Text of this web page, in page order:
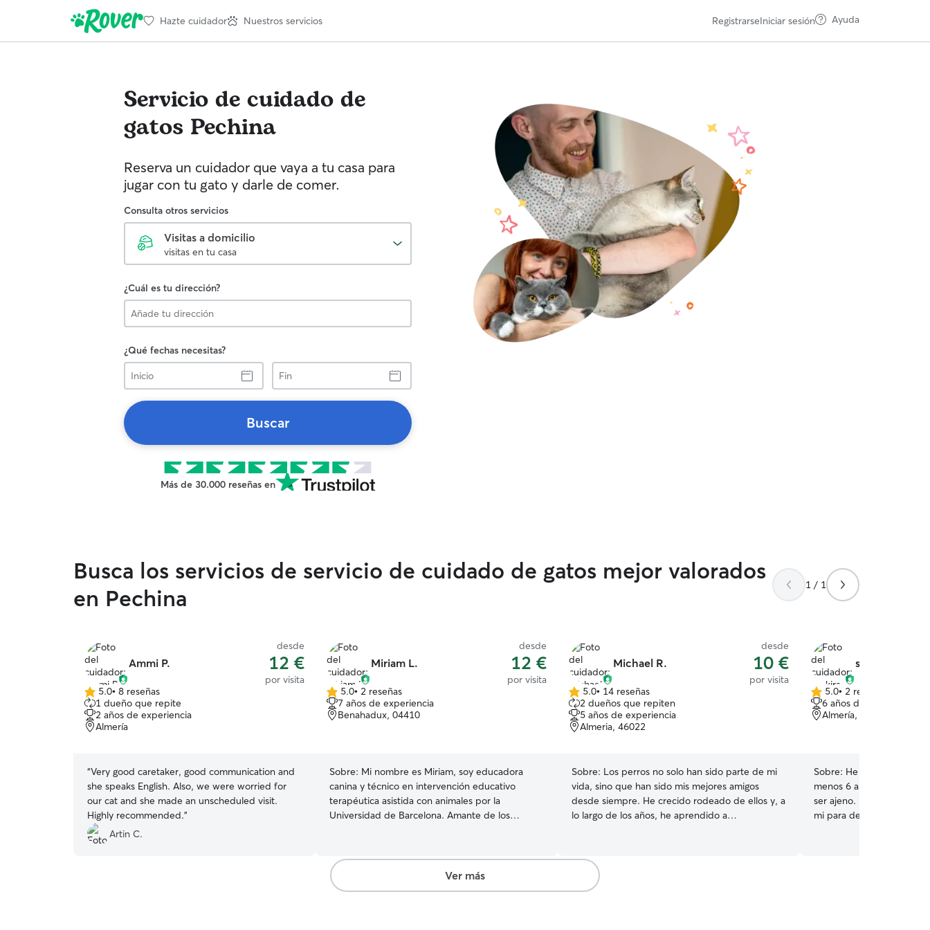
Hazte cuidador Nuestros servicios RegistrarseIniciar sesión Ayuda
Servicio de cuidado de
gatos Pechina
Reserva un cuidador que vaya a tu casa para
jugar con tu gato y darle de comer.
Consulta otros servicios
Visitas a domicilio
visitas en tu casa
¿Cuál es tu dirección?
¿Qué fechas necesitas?
Inicio
Fin
Buscar
Más de 30.000 reseñas en
Busca los servicios de servicio de cuidado de gatos mejor valorados
en Pechina
1 / 1
Ammi P.
desde
12 €
por visita
5.0
de
5
estrellas
5.0• 8 reseñas
1 dueño que repite
2 años de experiencia
Almería
“Very good caretaker, good communication and
she speaks English. Also, we were worried for
our cat and she made an unscheduled visit.
Highly recommended.”
Artin C.
Miriam L.
desde
12 €
por visita
5.0
de
5
5.0• 2 reseñas
7 años de experiencia
Benahadux, 04410
Sobre: Mi nombre es Miriam, soy educadora
canina y técnico en intervención educativo
terapéutica asistida con animales por la
Universidad de Barcelona. Amante de los
compartir salón y terraza con nuevos amigos
sean de la raza que sean (aunque tiene
debilidad por los cachorros). Thor no sube al
Michael R.
desde
10 €
por visita
5.0
de
5
estrellas
5.0• 14 reseñas
2 dueños que repiten
5 años de experiencia
Almeria, 46022
Sobre: Los perros no solo han sido parte de mi
vida, sino que han sido mis mejores amigos
desde siempre. He crecido rodeado de ellos y, a
lo largo de los años, he aprendido a
que pasar tiempo con ellos, cuidarlos y
asegurarme de que se sientan amados y felices.
Disfruto de cada paseo, cada juego y cada
shakira s.
5.0
de
5
5.0• 2 reseñas
6 años de experiencia
Almería, 04004
Sobre: He cuidado
menos 6 años, ya bien
ser ajeno. Mis amigos y
mi para dejarme sus
Ver más